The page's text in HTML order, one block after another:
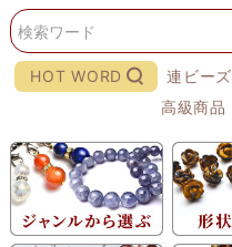
HOT WORD 連ビーズ
高級商品